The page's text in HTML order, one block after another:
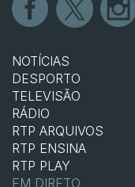
NOTÍCIAS
DESPORTO
TELEVISÃO
RÁDIO
RTP ARQUIVOS
RTP ENSINA
RTP PLAY
EM DIRETO